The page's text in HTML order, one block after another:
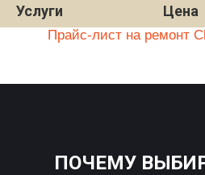
Услуги Цена
Прайс-лист на ремонт
ПОЧЕМУ